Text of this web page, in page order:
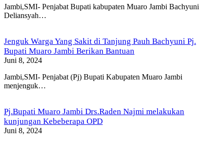
Jambi,SMI- Penjabat Bupati kabupaten Muaro Jambi Bachyuni
Deliansyah…
Jenguk Warga Yang Sakit di Tanjung Pauh Bachyuni Pj.
Bupati Muaro Jambi Berikan Bantuan
Juni 8, 2024
Jambi,SMI- Penjabat (Pj) Bupati Kabupaten Muaro Jambi
menjenguk…
Pj.Bupati Muaro Jambi Drs.Raden Najmi melakukan
kunjungan Kebeberapa OPD
Juni 8, 2024